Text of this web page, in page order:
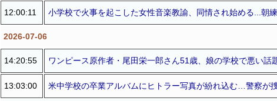
12:00:11 小学校で火事を起こした女性音楽教諭、同情され始める...朝
2026-07-06
14:20:55 ワンピース原作者・尾田栄一郎さん51歳、娘の学校で悪い
13:03:00 米中学校の卒業アルバムにヒトラー写真が紛れ込む…警察が